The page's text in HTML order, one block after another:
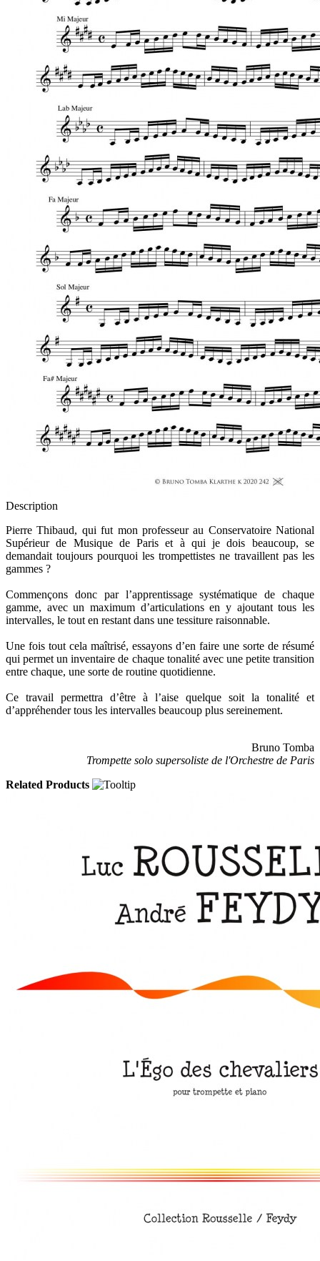
Description
Pierre Thibaud, qui fut mon professeur au Conservatoire National
Supérieur de Musique de Paris et à qui je dois beaucoup, se
demandait toujours pourquoi les trompettistes ne travaillent pas les
gammes ?
Commençons donc par l’apprentissage systématique de chaque
gamme, avec un maximum d’articulations en y ajoutant tous les
intervalles, le tout en restant dans une tessiture raisonnable.
Une fois tout cela maîtrisé, essayons d’en faire une sorte de résumé
qui permet un inventaire de chaque tonalité avec une petite transition
entre chaque, une sorte de routine quotidienne.
Ce travail permettra d’être à l’aise quelque soit la tonalité et
d’appréhender tous les intervalles beaucoup plus sereinement.
Bruno Tomba
Trompette solo supersoliste de l'Orchestre de Paris
Related Products